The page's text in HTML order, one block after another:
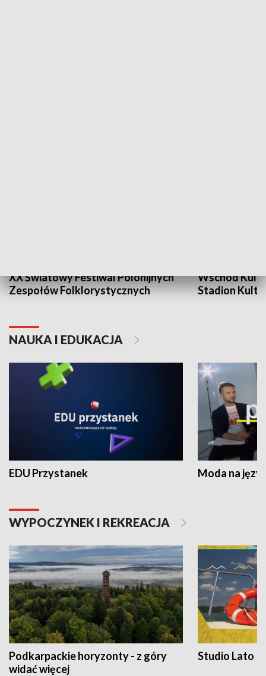
XX Światowy Festiwal Polonijnych
Zespołów Folklorystycznych
Wschód
Stadion
NAUKA I EDUKACJA
EDU Przystanek Moda na
WYPOCZYNEK I REKREACJA
Podkarpackie horyzonty - z góry
widać więcej
Studio Lato